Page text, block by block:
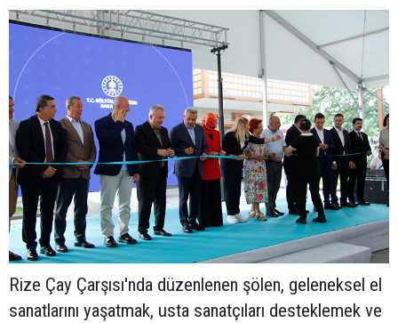
Rize Çay Çarşısı'nda düzenlenen şölen, geleneksel el
sanatlarını yaşatmak, usta sanatçıları desteklemek ve